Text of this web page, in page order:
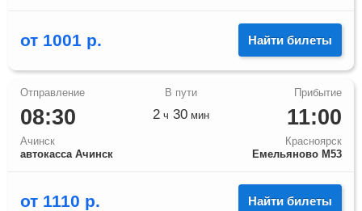
от 1001 р. Найти билеты
08:30
Ачинск
автокасса Ачинск
11:00
Красноярск
Емельяново М53
2 ч 30 мин
от 1110 р. Найти билеты